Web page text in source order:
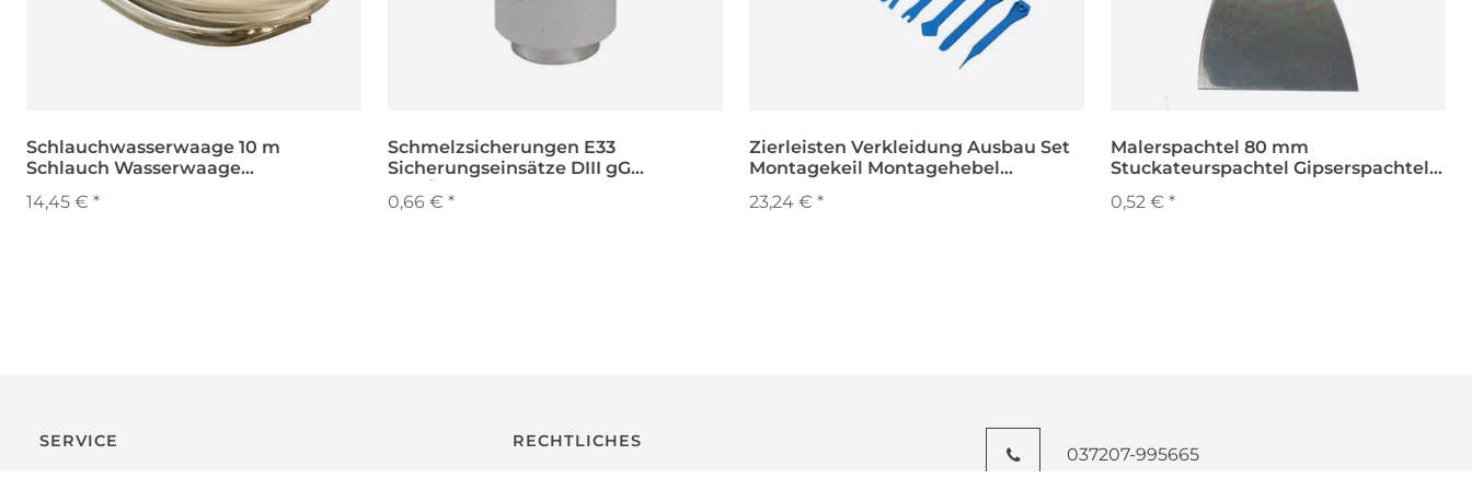
Schlauchwasserwaage 10 m
Schlauch Wasserwaage
14,45 € *
Schmelzsicherungen E33
Sicherungseinsätze DIII gG
0,66 € *
Zierleisten Verkleidung Ausbau Set
Montagekeil Montagehebel
23,24 € *
Malerspachtel 80 mm
Stuckateurspachtel Gipserspachtel
0,52 € *
SERVICE RECHTLICHES
037207-995665